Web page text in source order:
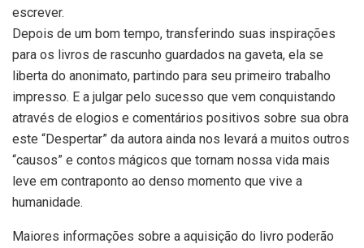
escrever.
Depois de um bom tempo, transferindo suas inspirações
para os livros de rascunho guardados na gaveta, ela se
liberta do anonimato, partindo para seu primeiro trabalho
impresso. E a julgar pelo sucesso que vem conquistando
através de elogios e comentários positivos sobre sua obra
este “Despertar” da autora ainda nos levará a muitos outros
“causos” e contos mágicos que tornam nossa vida mais
leve em contraponto ao denso momento que vive a
humanidade.
Maiores informações sobre a aquisição do livro poderão